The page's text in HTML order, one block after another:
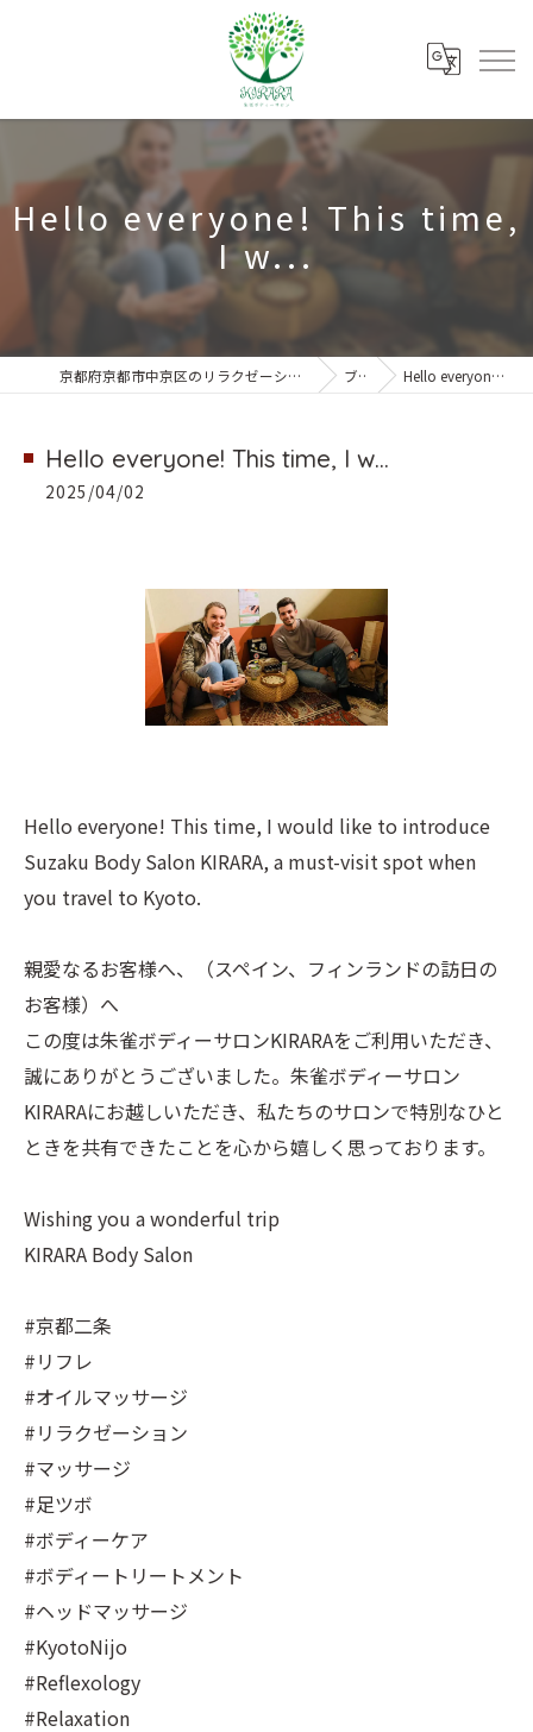
Hello everyone! This time,
I w...
京都府京都市中京区のリラクゼーションなら朱雀ボディーサロンKIRARA ブログ Hello everyone! This time, I w...
Hello everyone! This time, I w...
2025/04/02
Hello everyone! This time, I would like to introduce
Suzaku Body Salon KIRARA, a must-visit spot when
you travel to Kyoto.
親愛なるお客様へ、（スペイン、フィンランドの訪日の
お客様）へ
この度は朱雀ボディーサロンKIRARAをご利用いただき、
誠にありがとうございました。朱雀ボディーサロン
KIRARAにお越しいただき、私たちのサロンで特別なひと
ときを共有できたことを心から嬉しく思っております。
Wishing you a wonderful trip
KIRARA Body Salon
#京都二条
#リフレ
#オイルマッサージ
#リラクゼーション
#マッサージ
#足ツボ
#ボディーケア
#ボディートリートメント
#ヘッドマッサージ
#KyotoNijo
#Reflexology
#Relaxation